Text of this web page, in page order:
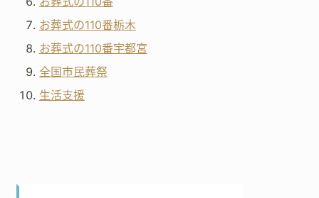
お葬式の110番栃木
お葬式の110番宇都宮
全国市民葬祭
生活支援